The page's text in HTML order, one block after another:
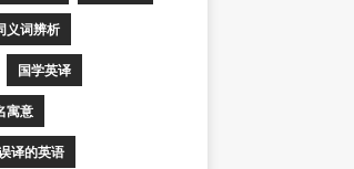
义词辨析
国学英译
寓意
译的英语